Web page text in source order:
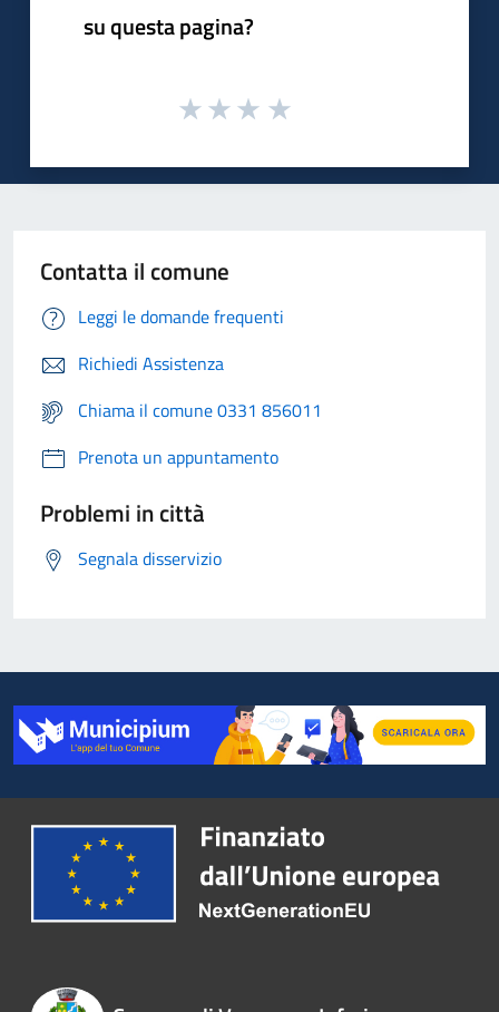
su questa pagina?
Contatta il comune
Leggi le domande frequenti
Richiedi Assistenza
Chiama il comune 0331 856011
Prenota un appuntamento
Problemi in città
Segnala disservizio